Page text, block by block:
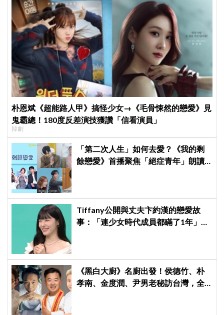
朴恩斌《超能路人甲》搞怪少女→《毛骨悚然的戀愛》見
鬼霸總！180度反差演技獲讚「信看演員」
韓劇
「第二次人生」如何去愛？《我的剩
餘戀愛》首播聚焦「絕症青年」朗讀
Tiffany公開與丈夫卞約漢的戀愛故
事：「連少女時代成員都瞞了1年」
《黑白大廚》名廚出發！侯德竹、朴
孝南、金度潤、尹男老秘訪台灣，全